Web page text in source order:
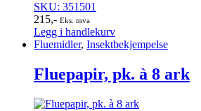
SKU: 351501
215,- Eks. mva
Legg i handlekurv
Fluemidler, Insektbekjempelse
Fluepapir, pk. à 8 ark